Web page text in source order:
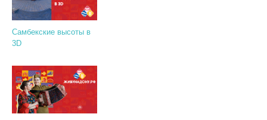
Самбекские высоты в
3D